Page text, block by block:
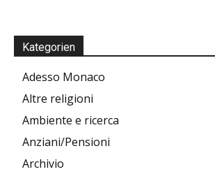
Kategorien
Adesso Monaco
Altre religioni
Ambiente e ricerca
Anziani/Pensioni
Archivio